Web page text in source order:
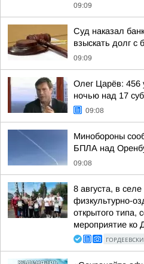
09:09
Суд наказал
взыскать долг с
09:09
Олег Царёв: 456
ночью над 17
09:08
Минобороны
БПЛА над
09:08
8 августа, в
физкультурно-
открытого типа,
мероприятие ко